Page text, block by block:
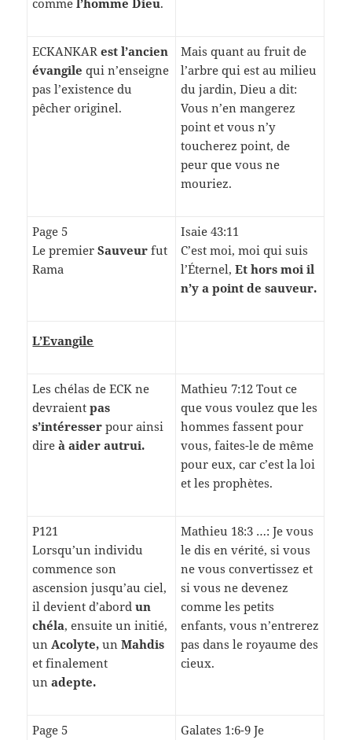
comme l’homme Dieu.
ECKANKARest l’ancien
évangile qui n’enseigne
pas l’existence du
pêcher originel.
Mais quant au fruit de
l’arbre qui est au milieu
du jardin, Dieu a dit:
Vous n’en mangerez
point et vous n’y
toucherez point, de
peur que vous ne
mouriez.
Page 5
Le premierSauveur fut
Rama
Isaie 43:11
C’est moi, moi qui suis
l’Éternel,Et hors moi il
n’y a point de sauveur.
L’Evangile
Les chélas de ECK ne
devraient pas
s’intéresserpour ainsi
dire à aider autrui.
Mathieu 7:12 Tout ce
que vous voulez que les
hommes fassent pour
vous, faites-le de même
pour eux, car c’est la loi
et les prophètes.
P121
Lorsqu’un individu
commence son
ascension jusqu’au ciel,
il devient d’abordun
chéla, ensuite un initié,
unAcolyte, unMahdis
et finalement
unadepte.
Mathieu 18:3 …: Je vous
le dis en vérité, si vous
ne vous convertissez et
si vous ne devenez
comme les petits
enfants, vous n’entrerez
pas dans le royaume des
cieux.
Page 5
Galates 1:6-9 Je